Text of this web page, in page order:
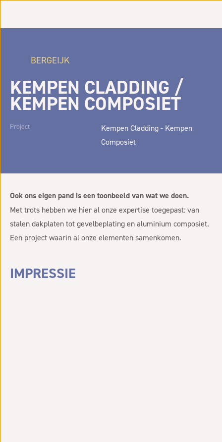
BERGEIJK
KEMPEN CLADDING /
KEMPEN COMPOSIET
Project
Kempen Cladding - Kempen
Composiet
Ook ons eigen pand is een toonbeeld van wat we doen.
Met trots hebben we hier al onze expertise toegepast: van
stalen dakplaten tot gevelbeplating en aluminium composiet.
Een project waarin al onze elementen samenkomen.
IMPRESSIE